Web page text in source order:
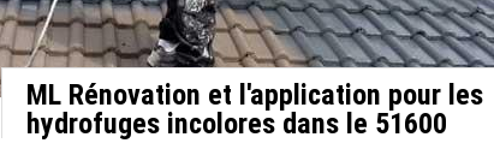
ML Rénovation et l'application pour les
hydrofuges incolores dans le 51600